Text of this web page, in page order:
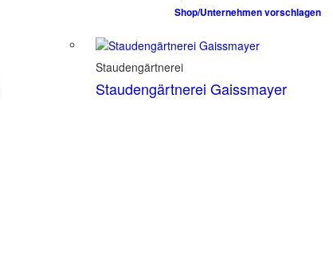
Shop/Unternehmen vorschlagen
Staudengärtnerei
Staudengärtnerei Gaissmayer